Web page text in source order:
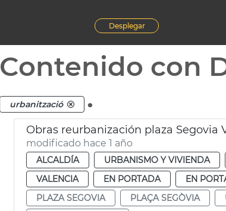
Desplegar
Contenido con
urbanització .
Obras reurbanización plaza Segovia
modificado hace 1 año
ALCALDÍA URBANISMO Y VIVIENDA
VALENCIA
EN PORTADA EN
PLAZA SEGOVIA
PLAÇA SEGÒVIA